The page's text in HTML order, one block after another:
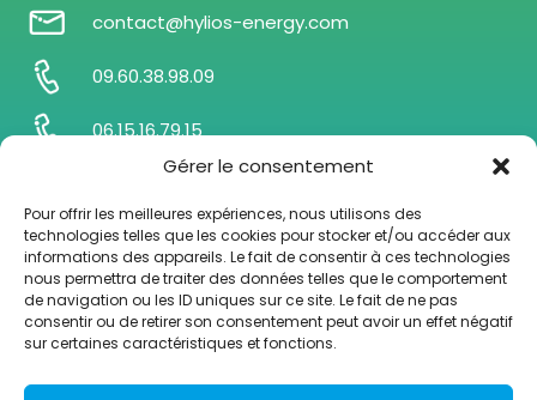
Gérer le consentement
Pour offrir les meilleures expériences, nous utilisons des
technologies telles que les cookies pour stocker et/ou accéder aux
informations des appareils. Le fait de consentir à ces technologies
nous permettra de traiter des données telles que le comportement
de navigation ou les ID uniques sur ce site. Le fait de ne pas
consentir ou de retirer son consentement peut avoir un effet négatif
sur certaines caractéristiques et fonctions.
contact@hylios-energy.com
09.60.38.98.09
06.15.16.79.15
21 Avenue de la Paix – Immeuble Septentrion
80080 AMIENS
La société
Notre équipe